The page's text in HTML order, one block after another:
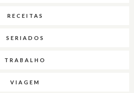
RECEITAS
SERIADOS
TRABALHO
VIAGEM